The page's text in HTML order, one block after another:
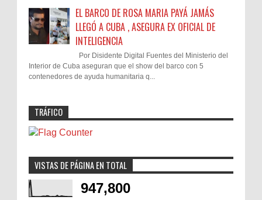
EL BARCO DE ROSA MARIA PAYÁ JAMÁS
LLEGÓ A CUBA , ASEGURA EX OFICIAL DE
INTELIGENCIA
Por Disidente Digital Fuentes del Ministerio del
Interior de Cuba aseguran que el show del barco con 5
contenedores de ayuda humanitaria q...
TRÁFICO
VISTAS DE PÁGINA EN TOTAL
947,800